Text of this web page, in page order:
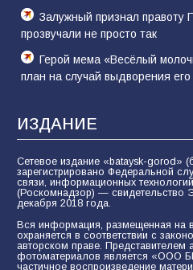
Залужный признал правоту
прозвучали не просто так
Герой мема «Весёлый
план на случай выдворения
ИЗДАНИЕ
Сетевое издание «bataysk-gorod»
зарегистрировано Федеральной
связи, информационных
(Роскомнадзор) — свидетельство
декабря 2018 года.
Вся информация, размещенная на
охраняется в соответствии с
авторском праве. Представителем
фотоматериалов является «ООО
частичное воспроизведение